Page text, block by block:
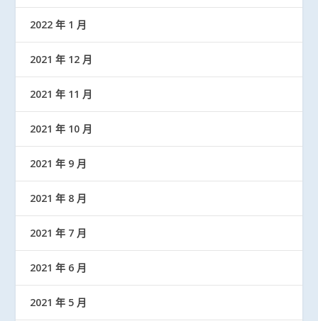
2022 年 1 月
2021 年 12 月
2021 年 11 月
2021 年 10 月
2021 年 9 月
2021 年 8 月
2021 年 7 月
2021 年 6 月
2021 年 5 月